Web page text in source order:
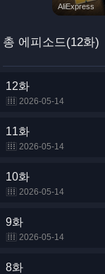
총 에피소드(12화)
12화
2026-05-14
11화
2026-05-14
10화
2026-05-14
9화
2026-05-14
8화